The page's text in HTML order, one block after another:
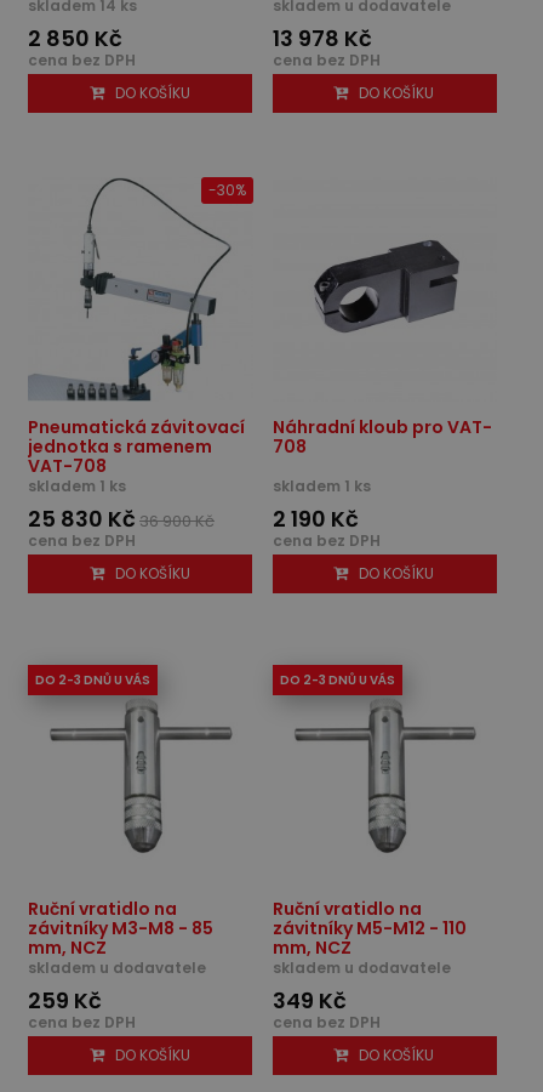
skladem 14 ks
2 850 Kč
cena bez DPH
DO KOŠÍKU
skladem u dodavatele
13 978 Kč
cena bez DPH
DO KOŠÍKU
Pneumatická závitovací
jednotka s ramenem
VAT-708
skladem 1 ks
25 830 Kč 36 900 Kč
-30%
cena bez DPH
DO KOŠÍKU
Náhradní kloub pro VAT-
708
skladem 1 ks
2 190 Kč
cena bez DPH
DO KOŠÍKU
DO 2-3 DNŮ U VÁS
Ruční vratidlo na
závitníky M3-M8 - 85
mm, NCZ
skladem u dodavatele
259 Kč
cena bez DPH
DO KOŠÍKU
DO 2-3 DNŮ U VÁS
Ruční vratidlo na
závitníky M5-M12 - 110
mm, NCZ
skladem u dodavatele
349 Kč
cena bez DPH
DO KOŠÍKU